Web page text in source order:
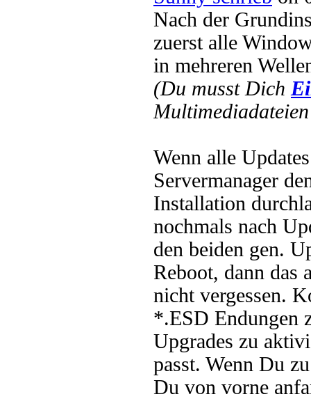
Nach der
zuerst alle
in mehreren
(Du musst Dich
Wenn alle
Servermanager
Installation
nochmals nach
den beiden gen.
Reboot, dann das
nicht vergessen.
*.ESD Endungen
Upgrades zu
passt. Wenn Du
Du von vorne